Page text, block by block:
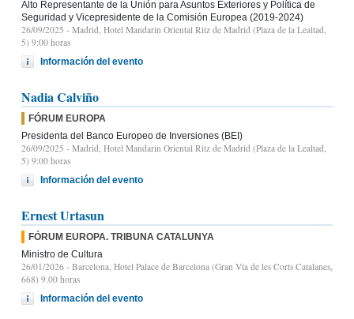
Alto Representante de la Unión para Asuntos Exteriores y Política de
Seguridad y Vicepresidente de la Comisión Europea (2019-2024)
26/09/2025 - Madrid, Hotel Mandarin Oriental Ritz de Madrid (Plaza de la Lealtad,
5) 9:00 horas
Información del evento
Nadia Calviño
FÓRUM EUROPA
Presidenta del Banco Europeo de Inversiones (BEI)
26/09/2025 - Madrid, Hotel Mandarin Oriental Ritz de Madrid (Plaza de la Lealtad,
5) 9:00 horas
Información del evento
Ernest Urtasun
FÓRUM EUROPA. TRIBUNA CATALUNYA
Ministro de Cultura
26/01/2026 - Barcelona, Hotel Palace de Barcelona (Gran Vía de les Corts Catalanes,
668) 9.00 horas
Información del evento